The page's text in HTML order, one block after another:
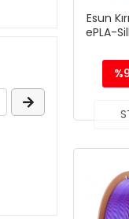
Esun
ePLA-
%9